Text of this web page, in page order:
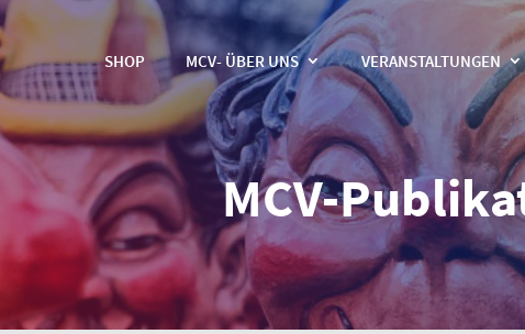
SHOP MCV- ÜBER UNS VERANSTALTUNGEN
MCV-